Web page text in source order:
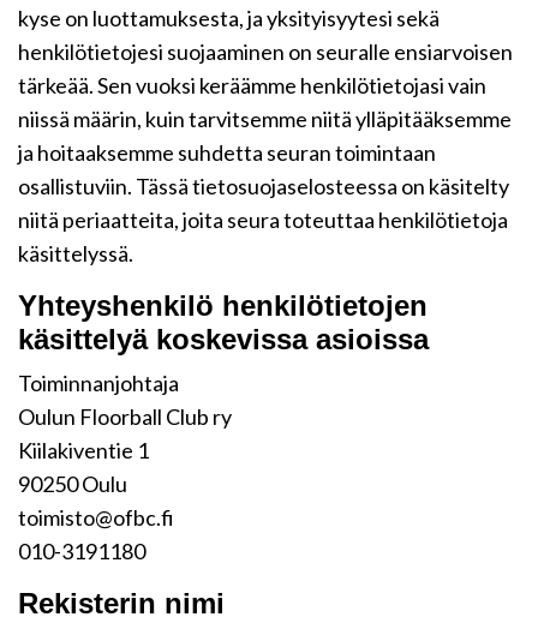
kyse on luottamuksesta, ja yksityisyytesi sekä
henkilötietojesi suojaaminen on seuralle ensiarvoisen
tärkeää. Sen vuoksi keräämme henkilötietojasi vain
niissä määrin, kuin tarvitsemme niitä ylläpitääksemme
ja hoitaaksemme suhdetta seuran toimintaan
osallistuviin. Tässä tietosuojaselosteessa on käsitelty
niitä periaatteita, joita seura toteuttaa henkilötietoja
käsittelyssä.
Yhteyshenkilö henkilötietojen
käsittelyä koskevissa asioissa
Toiminnanjohtaja
Oulun Floorball Club ry
Kiilakiventie 1
90250 Oulu
toimisto@ofbc.fi
010-3191180
Rekisterin nimi